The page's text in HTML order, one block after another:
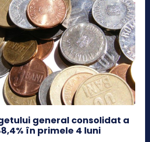
general consolidat a
în primele 4 luni